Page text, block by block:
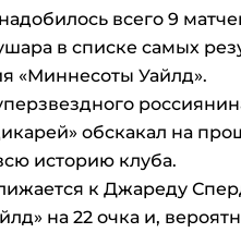
всего 9
в списке самых
«Миннесоты Уайлд».
обскакал на
историю клуба.
к Джареду
на 22 очка и,